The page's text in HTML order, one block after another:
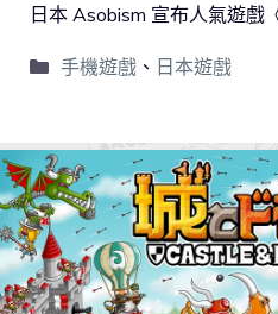
日本 Asobism 宣布人氣遊戲
手機遊戲、 日本遊戲